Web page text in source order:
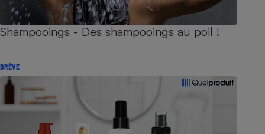
Shampooings - Des shampooings au poil !
BRÈVE